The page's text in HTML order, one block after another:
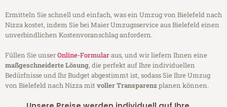
Ermitteln Sie schnell und einfach, was ein Umzug von Bielefeld nach
Nizza kostet, indem Sie bei Maier Umzugsservice aus Bielefeld einen
unverbindlichen Kostenvoranschlag anfordern.
Füllen Sie unserOnline-Formularaus, und wir liefern Ihnen eine
maßgeschneiderte Lösung, die perfekt auf Ihre individuellen
Bedürfnisse und Ihr Budget abgestimmt ist, sodass Sie Ihre Umzug
von Bielefeld nach Nizza mitvoller Transparenzplanen können.